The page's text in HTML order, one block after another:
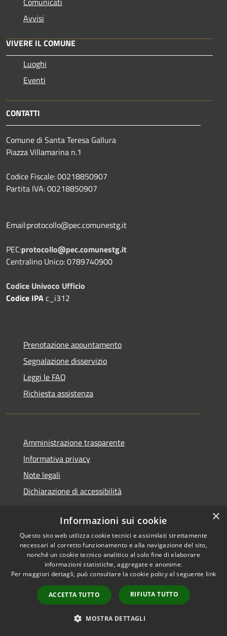
Avvisi
VIVERE IL COMUNE
Luoghi
Eventi
CONTATTI
Comune di Santa Teresa Gallura
Piazza Villamarina n.1
Codice Fiscale: 00218850907
Partita IVA: 00218850907
Email:protocollo@pec.comunestg.it
PEC:protocollo@pec.comunestg.it
Centralino Unico: 0789740900
Codice Univoco Ufficio
Codice IPAc_i312
Prenotazione appuntamento
Segnalazione disservizio
Leggi le FAQ
Richiesta assistenza
Amministrazione trasparente
Informativa privacy
Note legali
Dichiarazione di accessibilità
RSS
Accessibilità
Cookie
Mappa del sito
WebMail
Copyright © 2026 • Comune di
Santa Teresa Gallura •
Powered byMunicipium
Accesso redazione
×
Informazioni sui cookie
Questo sito web utilizza cookie tecnici e assimilati strettamente
necessari al corretto funzionamento e alla navigazione del sito,
nonché un cookie tecnico analitico al solo fine di elaborare
informazioni statistiche, aggregate e anonime.
Per maggiori dettagli, può consultare la cookie policy al seguente link
ACCETTA TUTTO RIFIUTA TUTTO
MOSTRA DETTAGLI